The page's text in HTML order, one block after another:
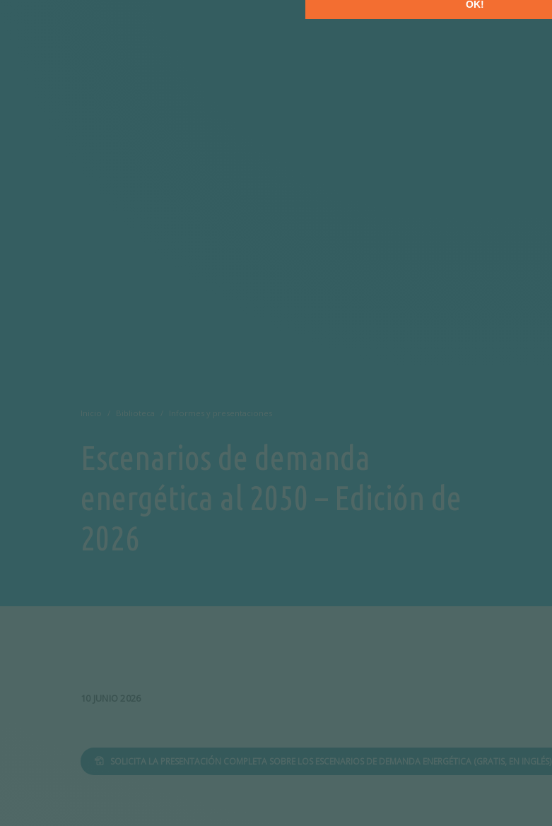
Inicio Biblioteca Informes y presentaciones
Escenarios de demanda
energética al 2050 – Edición de
2026
SOLICITA LA PRESENTACIÓN COMPLETA SOBRE LOS ESCENARIOS DE DEMANDA ENERGÉTICA (GRATIS, EN INGLÉS)